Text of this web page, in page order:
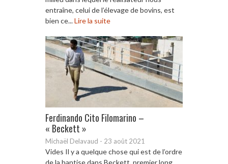
entraîne, celui de l’élevage de bovins, est
bien ce...Lire la suite
Ferdinando Cito Filomarino –
« Beckett »
Michaël Delavaud - 23 août 2021
Vides Il y a quelque chose qui est de l’ordre
de la hantise dans Beckett, premier long